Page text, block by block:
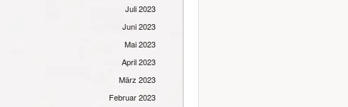
Juli 2023
Juni 2023
Mai 2023
April 2023
März 2023
Februar 2023